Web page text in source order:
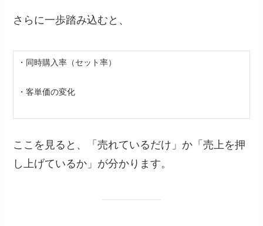
さらに一歩踏み込むと、
・同時購入率（セット率）
・客単価の変化
ここを見ると、「売れているだけ」か「売上を押
し上げているか」が分かります。